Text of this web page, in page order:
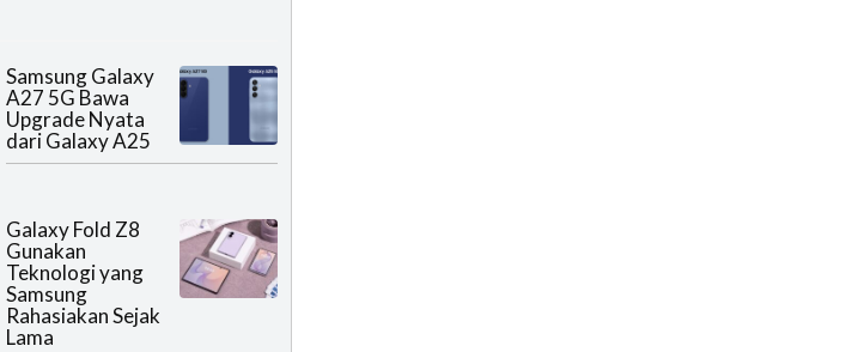
Samsung Galaxy
A27 5G Bawa
Upgrade Nyata
dari Galaxy A25
Galaxy Fold Z8
Gunakan
Teknologi yang
Samsung
Rahasiakan Sejak
Lama